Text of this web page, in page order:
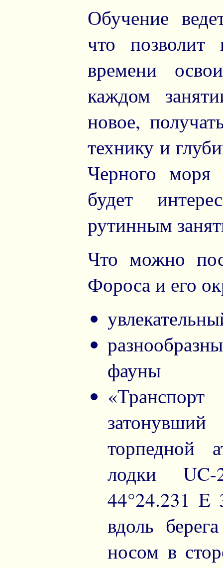
Обучение
что позволит
времени
каждом
новое,
технику и
Черного моря
будет
рутинным
Что можно
Фороса и его
фауны
торпедной
лодки
44°24.231 E
вдоль
носом в